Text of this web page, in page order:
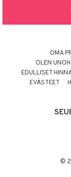
OMA
OLEN
EDULLISET
EVÄSTEET
©